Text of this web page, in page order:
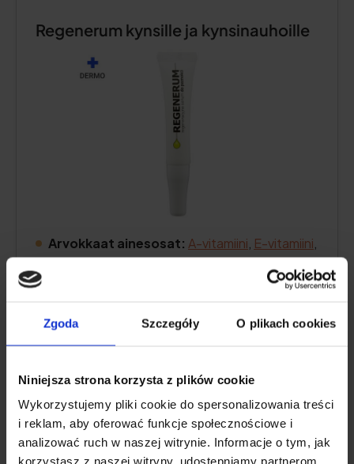
Zgoda Szczegóły O plikach cookies
Niniejsza strona korzysta z plików cookie
Wykorzystujemy pliki cookie do spersonalizowania treści
i reklam, aby oferować funkcje społecznościowe i
analizować ruch w naszej witrynie. Informacje o tym, jak
korzystasz z naszej witryny, udostępniamy partnerom
Regenerum kynsille ja kynsinauhoille
Arvokkaat ainesosat: A-vitamiini E-vitamiini
macadamiaöljy, viinirypäleensiemenöljy, makea
Tuotteen kuvaus